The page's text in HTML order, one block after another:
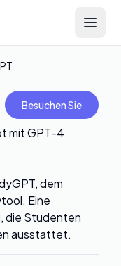
Open
Besuchen Sie
mit GPT-4
dem
Eine
die Studenten
ausstattet.